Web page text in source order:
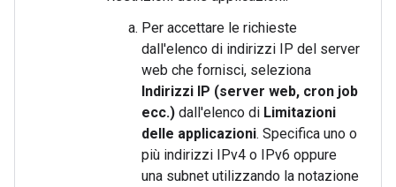
Per accettare le richieste
dall'elenco di indirizzi IP del server
web che fornisci, seleziona
Indirizzi IP (server web, cron job
ecc.) dall'elenco di Limitazioni
delle applicazioni. Specifica uno o
più indirizzi IPv4 o IPv6 oppure
una subnet utilizzando la notazione